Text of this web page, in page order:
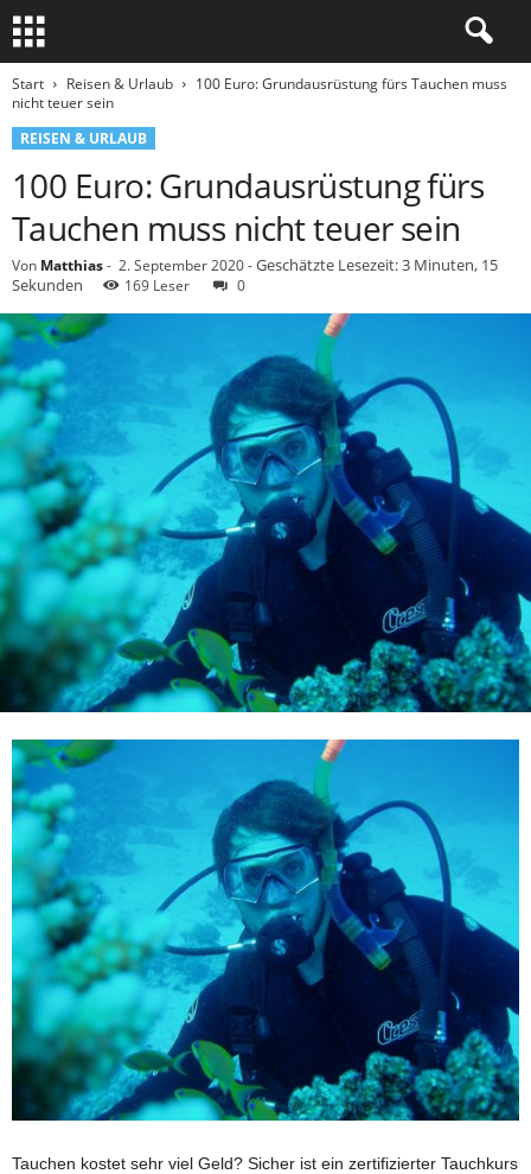
Start Reisen & Urlaub
100 Euro: Grundausrüstung fürs Tauchen muss
nicht teuer sein
REISEN & URLAUB
100 Euro: Grundausrüstung fürs
Tauchen muss nicht teuer sein
Von Matthias- 2. September 2020-Geschätzte Lesezeit: 3 Minuten, 15
Sekunden
169 Leser 0
Tauchen kostet sehr viel Geld? Sicher ist ein zertifizierter Tauchkurs